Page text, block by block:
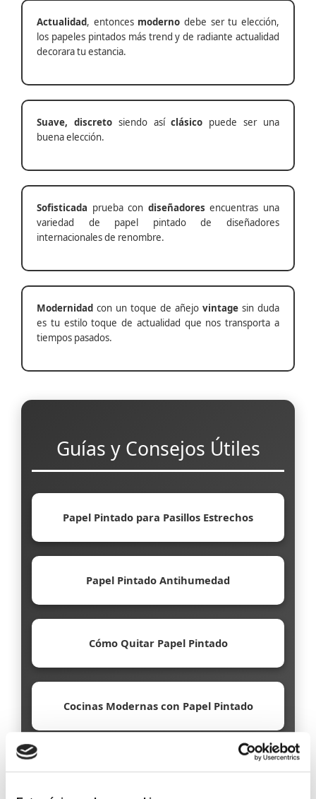
Actualidad, entonces moderno debe ser tu elección,
los papeles pintados más trend y de radiante actualidad
decorara tu estancia.
Suave, discretosiendo asíclásico puede ser una
buena elección.
Sofisticada prueba con diseñadores encuentras una
variedad de papel pintado de diseñadores
internacionales de renombre.
Modernidad con un toque de añejo vintage sin duda
es tu estilo toque de actualidad que nos transporta a
tiempos pasados.
Guías y Consejos Útiles
Papel Pintado para Pasillos Estrechos
Papel Pintado Antihumedad
Cómo Quitar Papel Pintado
Cocinas Modernas con Papel Pintado
Papel Pintado Ecológico